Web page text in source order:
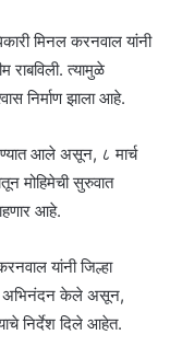
मिनल करनवाल यांनी
राबविली. त्यामुळे
निर्माण झाला आहे.
आले असून, ८ मार्च
मोहिमेची सुरुवात
आहे.
यांनी जिल्हा
अभिनंदन केले असून,
निर्देश दिले आहेत.